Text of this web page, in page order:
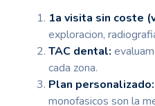
1a visita sin coste
exploracion,
TAC dental:
cada zona.
Plan personalizado:
monofasicos son la